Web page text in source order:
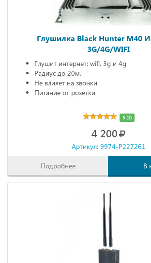
Глушилка Black Hunter M40
3G/4G/WIFI
Глушит интернет: wifi, 3g и 4g
Радиус до 20м.
Не влияет на звонки
Питание от розетки
5 (1)
4 200
Артикул: 9974-P227261
Подробнее В